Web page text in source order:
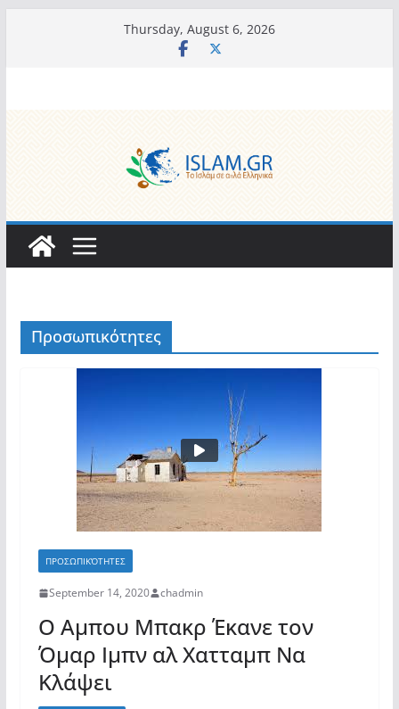
Thursday, August 6, 2026
Προσωπικότητες
ΠΡΟΣΩΠΙΚΌΤΗΤΕΣ
September 14, 2020 chadmin
Ο Αμπου Μπακρ Έκανε τον
Όμαρ Ιμπν αλ Χατταμπ Να
Κλάψει